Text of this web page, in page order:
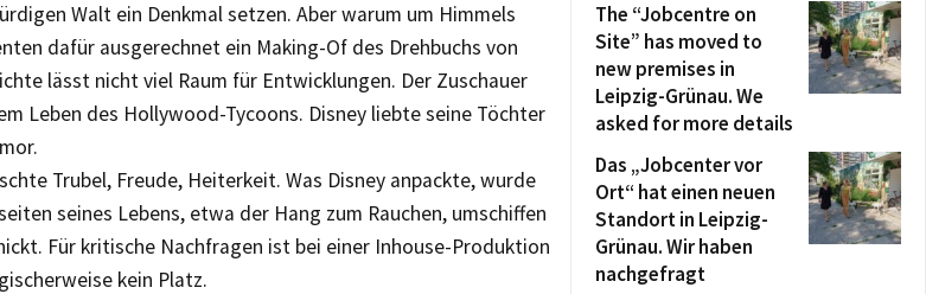
Walt ein Denkmal setzen. Aber warum um Himmels
dafür ausgerechnet ein Making-Of des Drehbuchs von
lässt nicht viel Raum für Entwicklungen. Der Zuschauer
Leben des Hollywood-Tycoons. Disney liebte seine Töchter
Trubel, Freude, Heiterkeit. Was Disney anpackte, wurde
seines Lebens, etwa der Hang zum Rauchen, umschiffen
Für kritische Nachfragen ist bei einer Inhouse-Produktion
kein Platz.
The “Jobcentre on
Site” has moved to
new premises in
Leipzig-Grünau. We
asked for more details
Das „Jobcenter vor
Ort“ hat einen neuen
Standort in Leipzig-
Grünau. Wir haben
nachgefragt